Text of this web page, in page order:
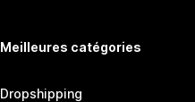
Meilleures catégories
Dropshipping